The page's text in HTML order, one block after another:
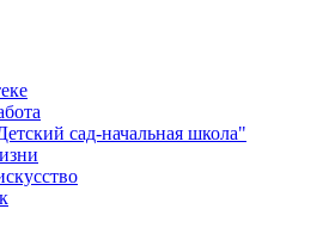
сад-начальная школа"